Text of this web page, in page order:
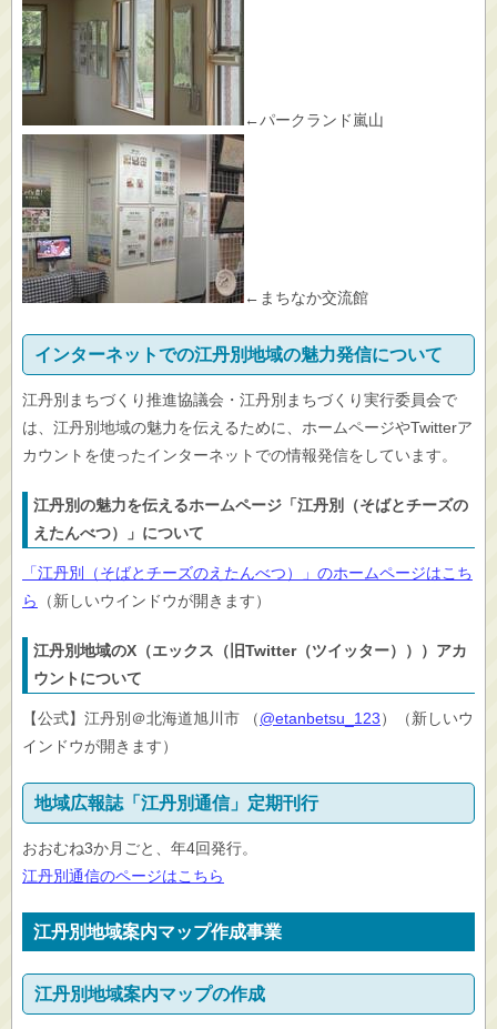
←パークランド嵐山
←まちなか交流館
インターネットでの江丹別地域の魅力発信について
江丹別まちづくり推進協議会・江丹別まちづくり実行委員会で
は、江丹別地域の魅力を伝えるために、ホームページやTwitterア
カウントを使ったインターネットでの情報発信をしています。
江丹別の魅力を伝えるホームページ「江丹別（そばとチーズの
えたんべつ）」について
「江丹別（そばとチーズのえたんべつ）」のホームページはこち
ら
（新しいウインドウが開きます）
江丹別地域のX（エックス（旧Twitter（ツイッター）））アカ
ウントについて
【公式】江丹別＠北海道旭川市 （@etanbetsu_123）（新しいウ
インドウが開きます）
地域広報誌「江丹別通信」定期刊行
おおむね3か月ごと、年4回発行。
江丹別通信のページはこちら
江丹別地域案内マップ作成事業
江丹別地域案内マップの作成